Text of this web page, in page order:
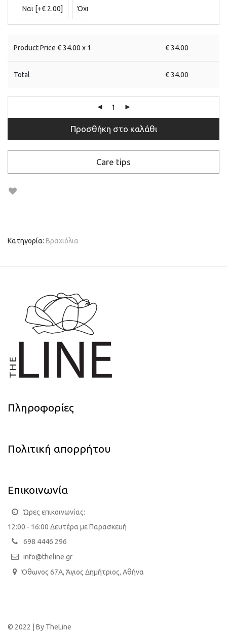
Ναι [+€ 2.00] Όχι
Product Price €34.00 x 1 €34.00
Total €34.00
Προσθήκη στο καλάθι
Care tips
Κατηγορία: Βραχιόλια
Πληροφορίες
Πολιτική απορρήτου
Επικοινωνία
Ώρες επικοινωνίας:
12:00 - 16:00 Δευτέρα με Παρασκευή
698 4446 296
info@theline.gr
Όθωνος 67Α, Άγιος Δημήτριος, Αθήνα
© 2022 | By TheLine